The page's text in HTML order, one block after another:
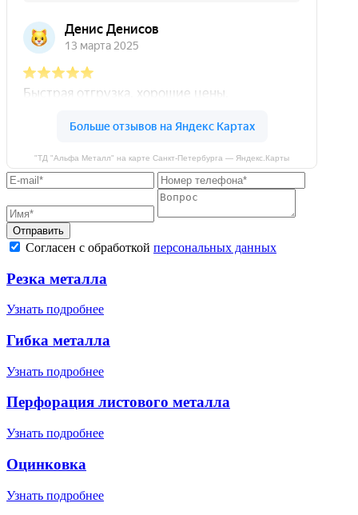
"ТД "Альфа Металл" на карте Санкт‑Петербурга — Яндекс.Карты
Отправить
Согласен с обработкой персональных данных
Резка металла
Узнать подробнее
Гибка металла
Узнать подробнее
Перфорация листового металла
Узнать подробнее
Оцинковка
Узнать подробнее